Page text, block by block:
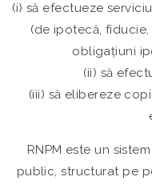
(i) să efectueze
(de ipotecă,
obligațiuni
(ii) să
(iii) să elibereze
RNPM este un
public, structurat pe